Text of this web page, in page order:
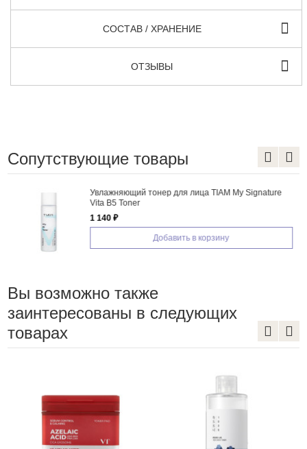
СОСТАВ / ХРАНЕНИЕ
ОТЗЫВЫ
Сопутствующие товары
Увлажняющий тонер для лица TIAM My Signature
Vita B5 Toner
1 140 ₽
Добавить в корзину
Вы возможно также
заинтересованы в следующих
товарах